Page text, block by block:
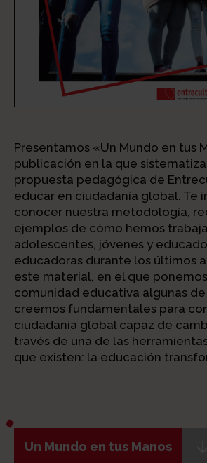
Presentamos «Un Mundo en tus
publicación en la que
propuesta pedagógica de
educar en ciudadanía global. Te
conocer nuestra metodología,
ejemplos de cómo hemos
adolescentes, jóvenes y
educadoras durante los últimos
este material, en el que
comunidad educativa algunas
creemos fundamentales para
ciudadanía global capaz de
través de una de las
que existen: la educación
Un Mundo en tus Manos